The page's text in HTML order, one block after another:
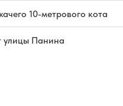
10-метрового кота
улицы Панина